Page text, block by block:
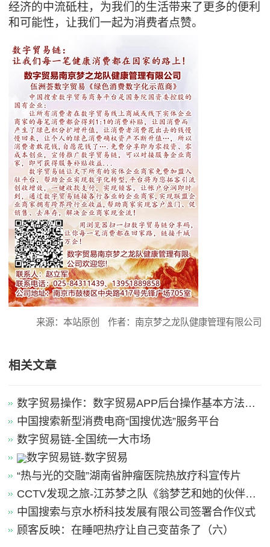
经济的中流砥柱，为我们的生活带来了更多的便利
和可能性，让我们一起为消费者点赞。
来源：本站原创 作者：南京梦之龙队健康管理有限公司
相关文章
数字贸易操作：数字贸易APP后台操作基本方法引
导
中国搜索新型消费电商“国搜优选”服务平台
数字贸易链-全国统一大市场
数字贸易链-数字贸易
“热与光的交融”湖南省肿瘤医院热放疗科宣传片
CCTV发现之旅-江苏梦之队《翁梦艺和她的伙伴
们》
中国搜索与京水桥科技发展有限公司签署合作仪式
顾客反映：在睡吧热疗让自己变苗条了（六）